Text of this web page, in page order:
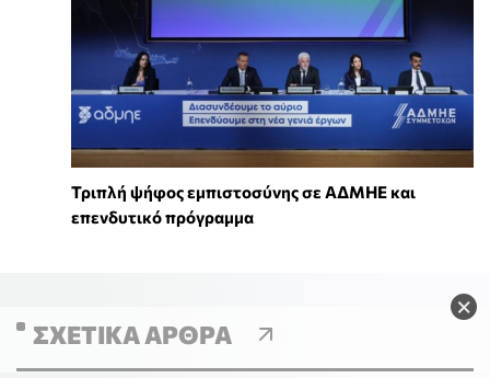
×
Τριπλή ψήφος εμπιστοσύνης σε ΑΔΜΗΕ και
επενδυτικό πρόγραμμα
ΣΧΕΤΙΚΆ ΆΡΘΡΑ